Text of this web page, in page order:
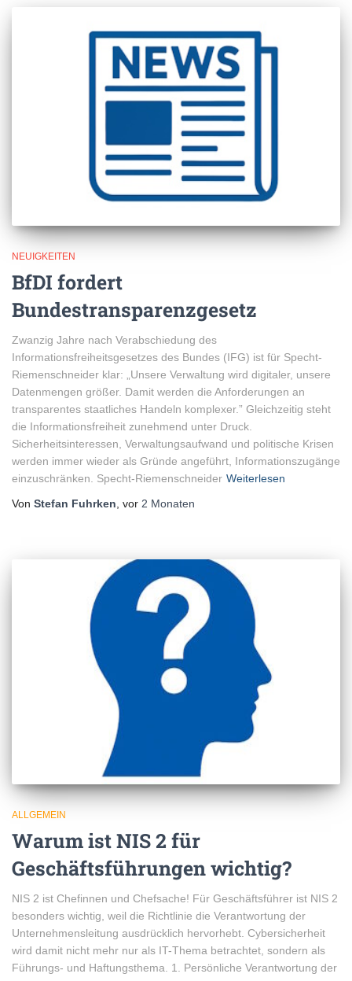
NEUIGKEITEN
BfDI fordert
Bundestransparenzgesetz
Zwanzig Jahre nach Verabschiedung des
Informationsfreiheitsgesetzes des Bundes (IFG) ist für Specht-
Riemenschneider klar: „Unsere Verwaltung wird digitaler, unsere
Datenmengen größer. Damit werden die Anforderungen an
transparentes staatliches Handeln komplexer.” Gleichzeitig steht
die Informationsfreiheit zunehmend unter Druck.
Sicherheitsinteressen, Verwaltungsaufwand und politische Krisen
werden immer wieder als Gründe angeführt, Informationszugänge
einzuschränken. Specht-Riemenschneider Weiterlesen
Von Stefan Fuhrken, vor 2 Monaten
ALLGEMEIN
Warum ist NIS 2 für
Geschäftsführungen wichtig?
NIS 2 ist Chefinnen und Chefsache! Für Geschäftsführer ist NIS 2
besonders wichtig, weil die Richtlinie die Verantwortung der
Unternehmensleitung ausdrücklich hervorhebt. Cybersicherheit
wird damit nicht mehr nur als IT-Thema betrachtet, sondern als
Führungs- und Haftungsthema. 1. Persönliche Verantwortung der